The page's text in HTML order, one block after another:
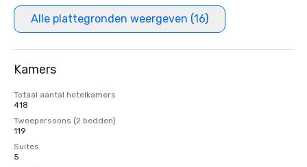
Alle plattegronden weergeven (16)
Kamers
Totaal aantal hotelkamers
418
Tweepersoons (2 bedden)
119
Suites
5